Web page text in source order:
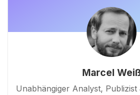
Marcel
Unabhängiger Analyst, Publizist